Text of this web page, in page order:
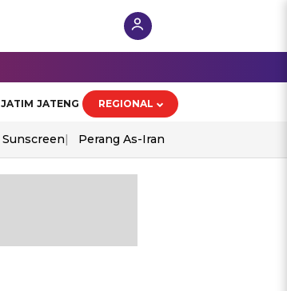
JATIM JATENG REGIONAL
Sunscreen Perang As-Iran